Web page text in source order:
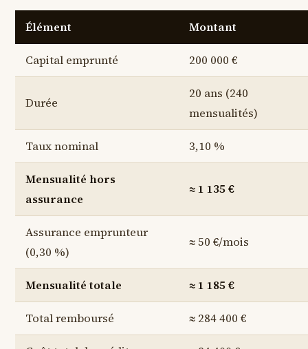
Élément Montant
Capital emprunté 200 000 €
Durée
20 ans (240
mensualités)
Taux nominal 3,10 %
Mensualité hors
assurance
≈ 1 135 €
Assurance emprunteur
(0,30 %)
≈ 50 €/mois
Mensualité totale ≈ 1 185 €
Total remboursé ≈ 284 400 €